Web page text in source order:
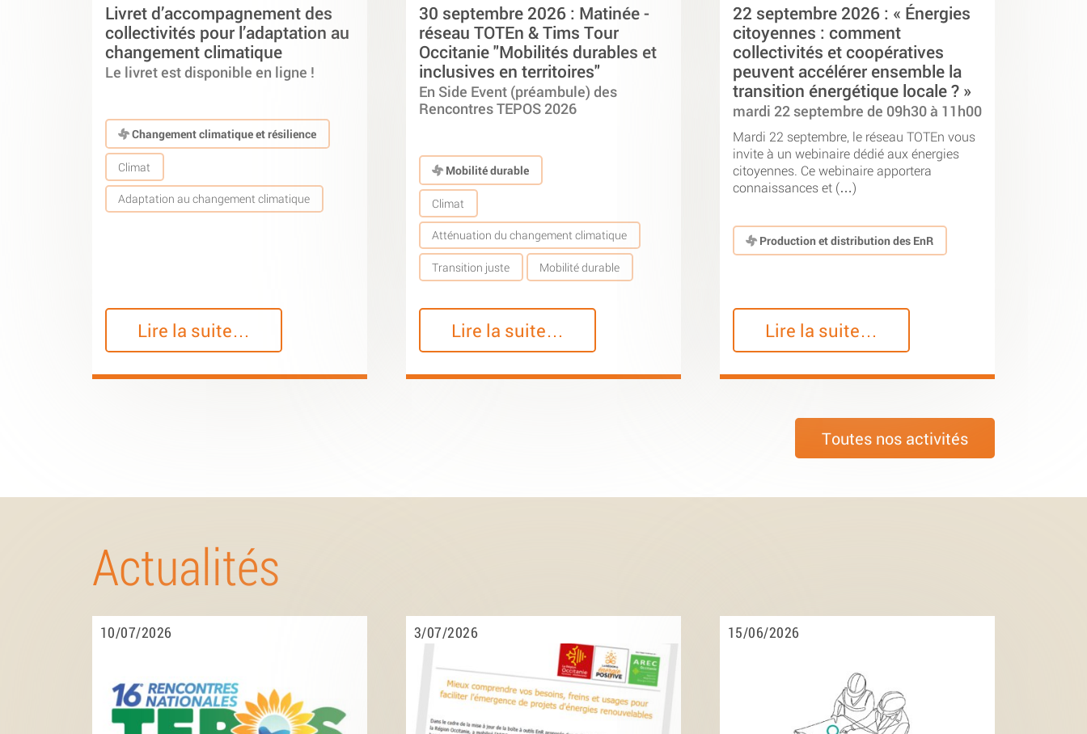
Livret d’accompagnement des
collectivités pour l’adaptation au
changement climatique
Le livret est disponible en ligne !
Changement climatique et résilience
Climat
Adaptation au changement climatique
Lire la suite…
30 septembre 2026 : Matinée -
réseau TOTEn & Tims Tour
Occitanie "Mobilités durables et
inclusives en territoires"
En Side Event (préambule) des
Rencontres TEPOS 2026
Mobilité durable
Climat
Atténuation du changement climatique
Transition juste Mobilité durable
Lire la suite…
22 septembre 2026 : « Énergies
citoyennes : comment
collectivités et coopératives
peuvent accélérer ensemble la
transition énergétique locale ? »
mardi 22 septembre de 09h30 à 11h00
Mardi 22 septembre, le réseau TOTEn vous
invite à un webinaire dédié aux énergies
citoyennes. Ce webinaire apportera
connaissances et (…)
Production et distribution des EnR
Lire la suite…
Toutes nos activités
Actualités
10/07/2026 3/07/2026 15/06/2026